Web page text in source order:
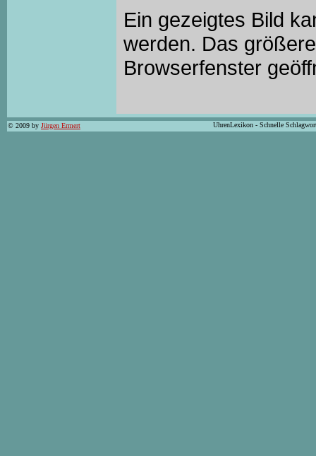
Ein gezeigtes Bild
werden. Das
Browserfenster
© 2009 by Jürgen Ermert UhrenLexikon - Schnelle